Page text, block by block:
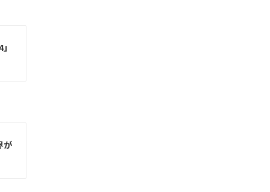
が